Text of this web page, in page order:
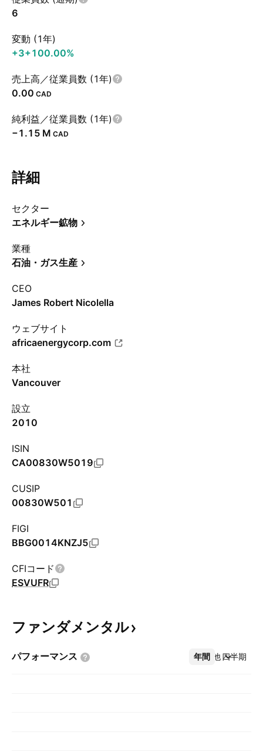
6
変動 (1年)
+3+100.00%
売上高／従業員数 (1年)
0.00 CAD
純利益／従業員数 (1年)
‪−1.15 M‬ CAD
詳細
セクター
エネルギー鉱物
業種
石油・ガス生産
CEO
James Robert Nicolella
ウェブサイト
africaenergycorp.com
本社
Vancouver
設立
2010
ISIN
CA00830W5019
CUSIP
00830W501
FIGI
BBG0014KNZJ5
CFIコード
ESVUFR
ファンダメンタル
パフォーマンス 年間 四半期
その他